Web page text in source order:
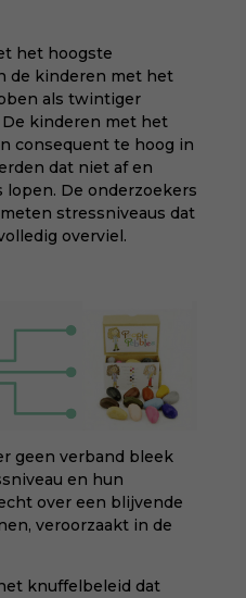
het hoogste
de kinderen met het
als twintiger
kinderen met het
consequent te hoog in
dat niet af en
De onderzoekers
stressniveaus dat
overviel.
geen verband bleek
en hun
over een blijvende
veroorzaakt in de
knuffelbeleid dat